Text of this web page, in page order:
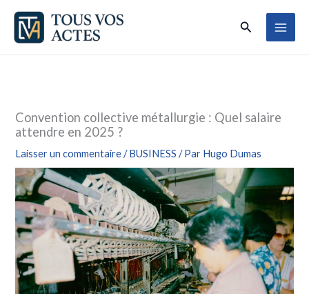
Aller
contenu
Rechercher
Convention collective métallurgie : Quel salaire
attendre en 2025 ?
Laisser un commentaire /BUSINESS / Par Hugo Dumas